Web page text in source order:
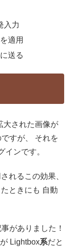
入力
適用
送る
大された画像が
すが、
それを
ンです。
れるこの効果、
ときにも 自動
がありました！
Lightbox系だと